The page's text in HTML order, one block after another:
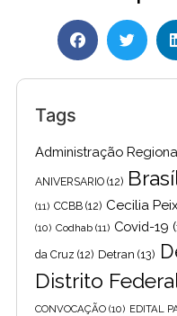
Tags
Administração
ANIVERSARIO (12)
(11) CCBB (12) Cecilia
(10) Codhab (11) Covid-19
da Cruz (12) Detran (13)
Distrito
CONVOCAÇÃO (10) EDITAL